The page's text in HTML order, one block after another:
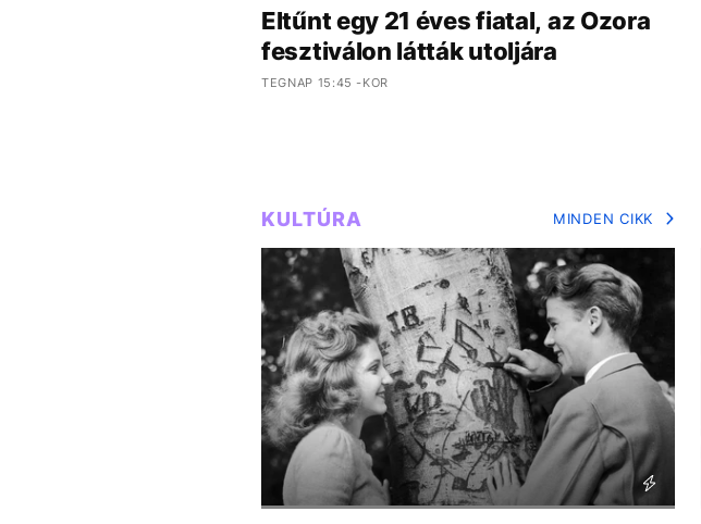
Eltűnt egy 21 éves fiatal, az Ozora
fesztiválon látták utoljára
TEGNAP 15:45 -KOR
KULTÚRA MINDEN CIKK